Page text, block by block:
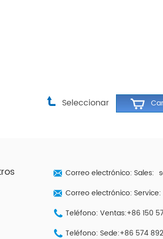
Seleccionar
Correo electrónico: Sales:
Correo electrónico: Service:
Teléfono: Ventas:+86 150
Teléfono: Sede:+86 574